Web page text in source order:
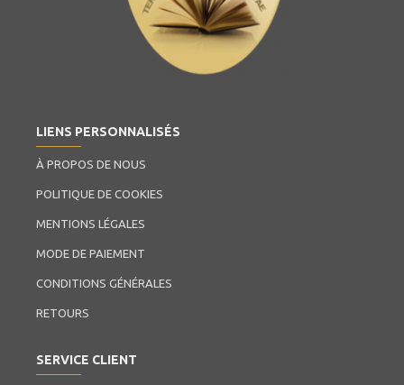
LIENS PERSONNALISÉS
À PROPOS DE NOUS
POLITIQUE DE COOKIES
MENTIONS LÉGALES
MODE DE PAIEMENT
CONDITIONS GÉNÉRALES
RETOURS
SERVICE CLIENT